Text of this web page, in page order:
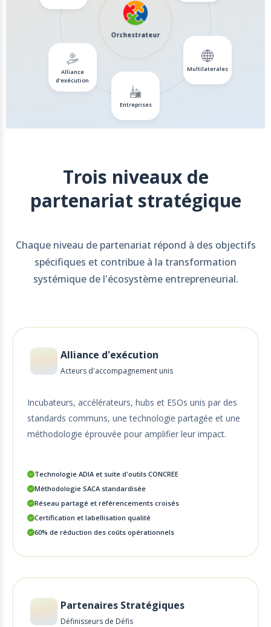
Multilaterales
Entreprises
Alliance
d'exécution
Orchestrateur
Trois niveaux de
partenariat stratégique
Chaque niveau de partenariat répond à des objectifs
spécifiques et contribue à la transformation
systémique de l'écosystème entrepreneurial.
Alliance d'exécution
Acteurs d'accompagnement unis
Incubateurs, accélérateurs, hubs et ESOs unis par des
standards communs, une technologie partagée et une
méthodologie éprouvée pour amplifier leur impact.
Technologie ADIA et suite d'outils CONCREE
Méthodologie SACA standardisée
Réseau partagé et référencements croisés
Certification et labellisation qualité
60% de réduction des coûts opérationnels
Partenaires Stratégiques
Définisseurs de Défis